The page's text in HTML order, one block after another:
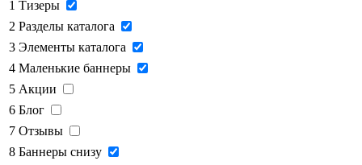
1 Тизеры
2 Разделы каталога
3 Элементы каталога
4 Маленькие баннеры
5 Акции
6 Блог
7 Отзывы
8 Баннеры снизу